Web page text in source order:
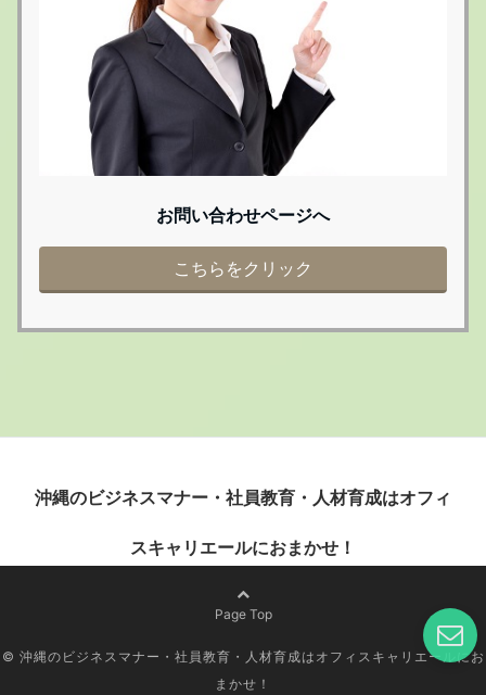
お問い合わせページへ
こちらをクリック
沖縄のビジネスマナー・社員教育・人材育成はオフィ
スキャリエールにおまかせ！
Page Top
© 沖縄のビジネスマナー・社員教育・人材育成はオフィスキャリエールにお
まかせ！